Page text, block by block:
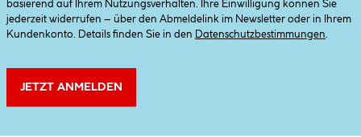
basierend auf Ihrem Nutzungsverhalten. Ihre Einwilligung können Sie
jederzeit widerrufen – über den Abmeldelink im Newsletter oder in Ihrem
Kundenkonto. Details finden Sie in den
Datenschutzbestimmungen
JETZT ANMELDEN